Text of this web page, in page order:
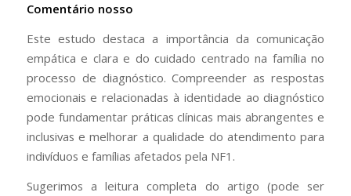
Comentário nosso
Este estudo destaca a importância da comunicação
empática e clara e do cuidado centrado na família no
processo de diagnóstico. Compreender as respostas
emocionais e relacionadas à identidade ao diagnóstico
pode fundamentar práticas clínicas mais abrangentes e
inclusivas e melhorar a qualidade do atendimento para
indivíduos e famílias afetados pela NF1.
Sugerimos a leitura completa do artigo (pode ser